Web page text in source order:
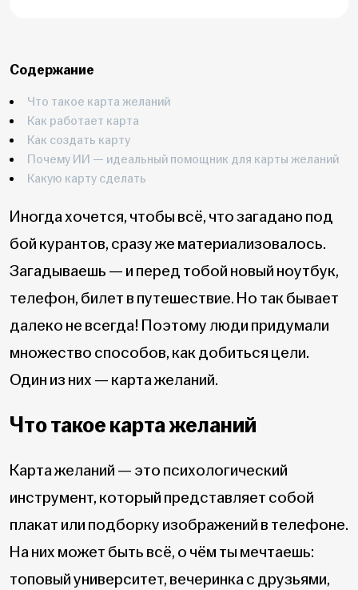
Содержание
Что такое карта желаний
Как работает карта
Как создать карту
Почему ИИ — идеальный помощник для карты желаний
Какую карту сделать
Иногда хочется, чтобы всё, что загадано под
бой курантов, сразу же материализовалось.
Загадываешь — и перед тобой новый ноутбук,
телефон, билет в путешествие. Но так бывает
далеко не всегда! Поэтому люди придумали
множество способов, как добиться цели.
Один из них — карта желаний.
Что такое карта желаний
Карта желаний — это психологический
инструмент, который представляет собой
плакат или подборку изображений в телефоне.
На них может быть всё, о чём ты мечтаешь:
топовый университет, вечеринка с друзьями,